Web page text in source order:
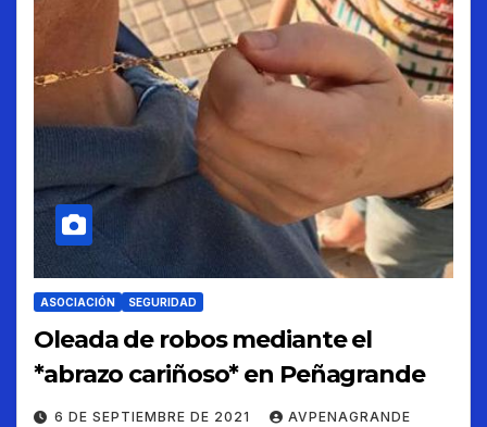
ASOCIACIÓN SEGURIDAD
Oleada de robos mediante el
*abrazo cariñoso* en Peñagrande
6 DE SEPTIEMBRE DE 2021 AVPENAGRANDE